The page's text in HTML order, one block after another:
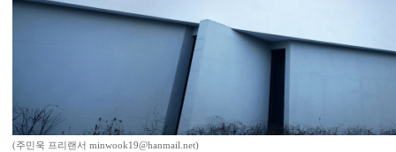
(주민욱 프리랜서 minwook19@hanmail.net)